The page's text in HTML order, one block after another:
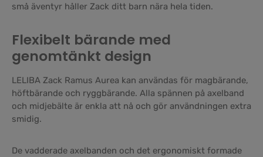
små äventyr håller Zack ditt barn nära hela tiden.
Flexibelt bärande med
genomtänkt design
LELIBA Zack Ramus Aurea kan användas för magbärande,
höftbärande och ryggbärande. Alla spännen på axelband
och midjebälte är enkla att nå och gör användningen extra
smidig.
De vadderade axelbanden och det ergonomiskt formade